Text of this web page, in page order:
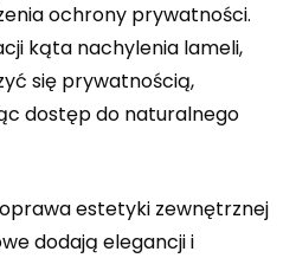
ochrony prywatności.
kąta nachylenia lameli,
się prywatnością,
dostęp do naturalnego
estetyki zewnętrznej
dodają elegancji i